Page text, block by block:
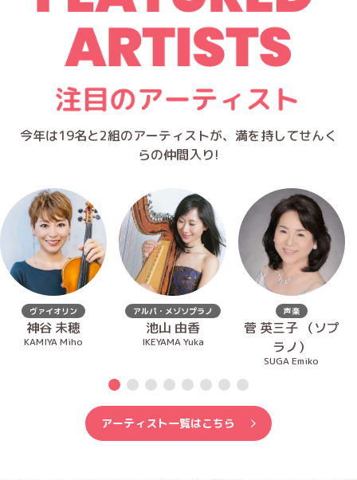
今年は19名と2組のアーティストが、満を持してせんく
らの仲間入り!
神谷 未穂
KAMIYA Miho
ヴァイオリン
池山 由香
IKEYAMA Yuka
アルパ・メゾソプラノ
菅 英三子 （ソプ
ラノ）
SUGA Emiko
声楽
アーティスト一覧はこちら